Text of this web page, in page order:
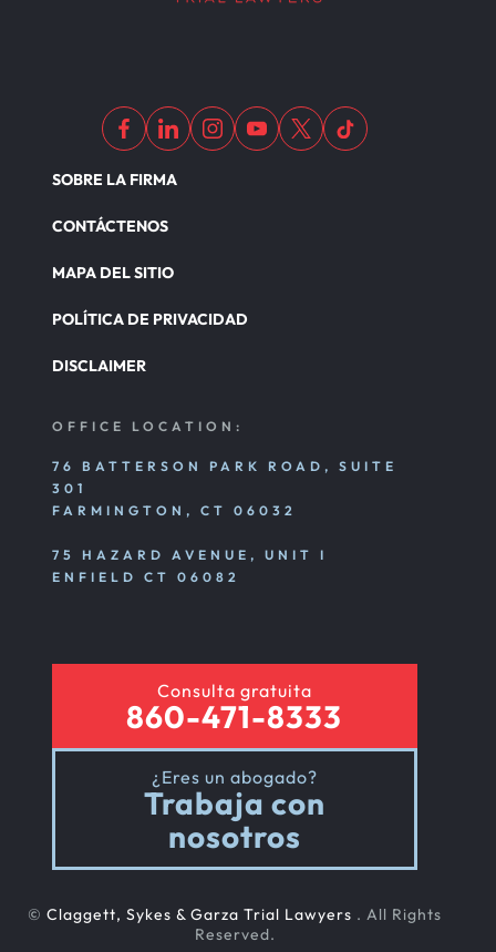
SOBRE LA FIRMA
CONTÁCTENOS
MAPA DEL SITIO
POLÍTICA DE PRIVACIDAD
DISCLAIMER
OFFICE LOCATION:
76 BATTERSON PARK ROAD, SUITE
301
FARMINGTON, CT 06032
75 HAZARD AVENUE, UNIT I
ENFIELD CT 06082
Consulta gratuita
860-471-8333
¿Eres un abogado?
Trabaja con
nosotros
© Claggett, Sykes & Garza Trial Lawyers . All Rights
Reserved.